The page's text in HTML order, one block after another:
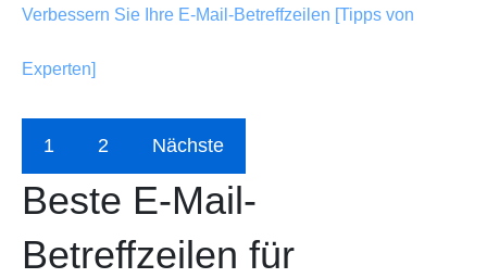
Verbessern Sie Ihre E-Mail-Betreffzeilen [Tipps von
Experten]
1 2 Nächste
Beste E-Mail-
Betreffzeilen für